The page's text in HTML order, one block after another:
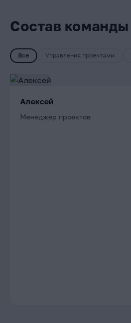
Состав команды
Все Управления проектами
Алексей
Менеджер проектов